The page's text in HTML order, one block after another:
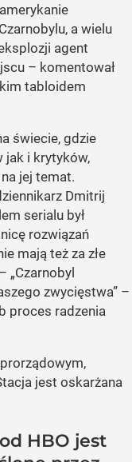
a wielu
agent
– komentował
tabloidem
świecie, gdzie
jak i krytyków,
jej temat.
Dmitrij
serialu był
rozwiązań
mają też za złe
„Czarnobyl
zwycięstwa” –
proces radzenia
jest oskarżana
HBO jest